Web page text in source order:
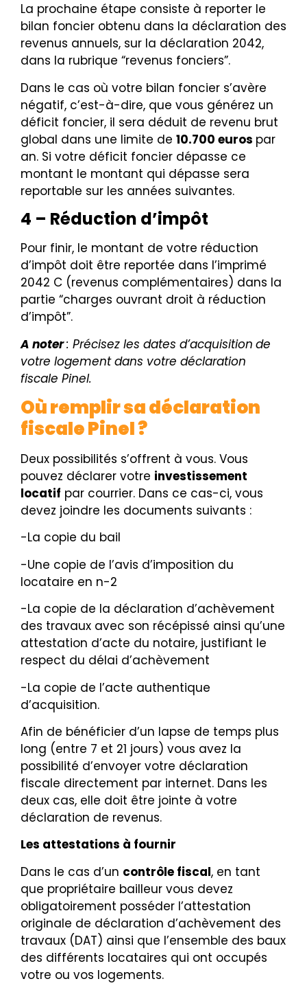
La prochaine étape consiste à reporter le
bilan foncier obtenu dans la déclaration des
revenus annuels, sur la déclaration 2042,
dans la rubrique “revenus fonciers”.
Dans le cas où votre bilan foncier s’avère
négatif, c’est-à-dire, que vous générez un
déficit foncier, il sera déduit de revenu brut
global dans une limite de 10.700 euros par
an. Si votre déficit foncier dépasse ce
montant le montant qui dépasse sera
reportable sur les années suivantes.
4 – Réduction d’impôt
Pour finir, le montant de votre réduction
d’impôt doit être reportée dans l’imprimé
2042 C (revenus complémentaires) dans la
partie “charges ouvrant droit à réduction
d’impôt”.
A noter: Précisez les dates d’acquisition de
votre logement dans votre déclaration
fiscale Pinel.
Où remplir sa déclaration
fiscale Pinel ?
Deux possibilités s’offrent à vous. Vous
pouvez déclarer votre investissement
locatif par courrier. Dans ce cas-ci, vous
devez joindre les documents suivants :
-La copie du bail
-Une copie de l’avis d’imposition du
locataire en n-2
-La copie de la déclaration d’achèvement
des travaux avec son récépissé ainsi qu’une
attestation d’acte du notaire, justifiant le
respect du délai d’achèvement
-La copie de l’acte authentique
d’acquisition.
Afin de bénéficier d’un lapse de temps plus
long (entre 7 et 21 jours) vous avez la
possibilité d’envoyer votre déclaration
fiscale directement par internet. Dans les
deux cas, elle doit être jointe à votre
déclaration de revenus.
Les attestations à fournir
Dans le cas d’un contrôle fiscal, en tant
que propriétaire bailleur vous devez
obligatoirement posséder l’attestation
originale de déclaration d’achèvement des
travaux (DAT) ainsi que l’ensemble des baux
des différents locataires qui ont occupés
votre ou vos logements.